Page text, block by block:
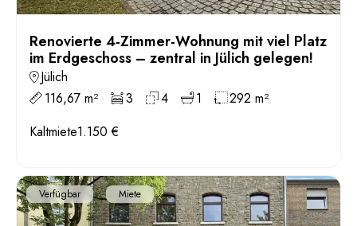
Renovierte 4-Zimmer-Wohnung mit viel Platz
im Erdgeschoss – zentral in Jülich gelegen!
Jülich
116,67 m²
3 4 1
292 m²
Kaltmiete1.150 €
Verfügbar Miete